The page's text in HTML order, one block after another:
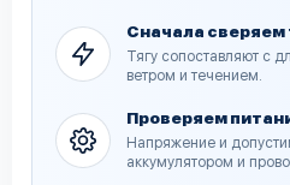
Сначала сверяем
Тягу сопоставляют с
ветром и течением.
Проверяем
Напряжение и
аккумулятором и